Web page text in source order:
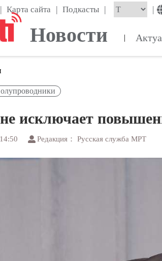
| Карта сайта | Подкасты | |
Новости |
исключает
Редакция： Русская служба МРТ